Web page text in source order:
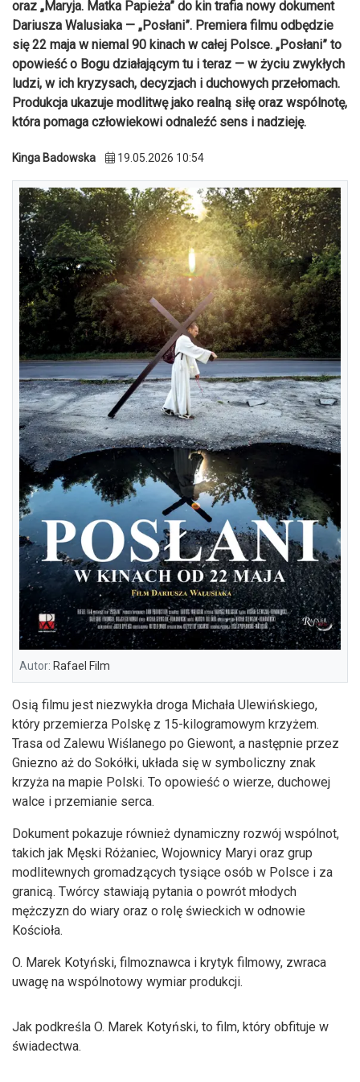
oraz „Maryja. Matka Papieża” do kin trafia nowy dokument
Dariusza Walusiaka — „Posłani”. Premiera filmu odbędzie
się 22 maja w niemal 90 kinach w całej Polsce. „Posłani” to
opowieść o Bogu działającym tu i teraz — w życiu zwykłych
ludzi, w ich kryzysach, decyzjach i duchowych przełomach.
Produkcja ukazuje modlitwę jako realną siłę oraz wspólnotę,
która pomaga człowiekowi odnaleźć sens i nadzieję.
Kinga Badowska 19.05.2026 10:54
Autor: Rafael Film
Osią filmu jest niezwykła droga Michała Ulewińskiego,
który przemierza Polskę z 15-kilogramowym krzyżem.
Trasa od Zalewu Wiślanego po Giewont, a następnie przez
Gniezno aż do Sokółki, układa się w symboliczny znak
krzyża na mapie Polski. To opowieść o wierze, duchowej
walce i przemianie serca.
Dokument pokazuje również dynamiczny rozwój wspólnot,
takich jak Męski Różaniec, Wojownicy Maryi oraz grup
modlitewnych gromadzących tysiące osób w Polsce i za
granicą. Twórcy stawiają pytania o powrót młodych
mężczyzn do wiary oraz o rolę świeckich w odnowie
Kościoła.
O. Marek Kotyński, filmoznawca i krytyk filmowy, zwraca
uwagę na wspólnotowy wymiar produkcji.
Jak podkreśla O. Marek Kotyński, to film, który obfituje w
świadectwa.